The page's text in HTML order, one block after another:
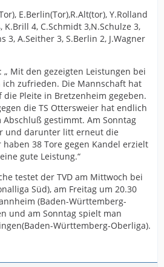
E.Berlin(Tor),R.Alt(tor), Y.Rolland
K.Brill 4, C.Schmidt 3,N.Schulze 3,
3, A.Seither 3, S.Berlin 2, J.Wagner
„ Mit den gezeigten Leistungen bei
zufrieden. Die Mannschaft hat
Pleite in Bretzenheim gegeben.
die TS Ottersweier hat endlich
gestimmt. Am Sonntag
und darunter litt erneut die
38 Tore gegen Kandel erzielt
gute Leistung.“
testet der TVD am Mittwoch bei
Süd), am Freitag um 20.30
(Baden-Württemberg-
und am Sonntag spielt man
Württemberg-Oberliga).